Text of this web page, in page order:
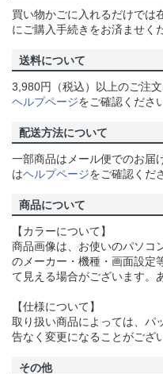
買い物かごに入れるだけでは
にご購入手続きをお済ませく
送料について
3,980円（税込）以上のご注
ヘルプページをご確認くださ
配送方法について
一部商品はメール便でのお届
はヘルプページをご確認くだ
商品について
【カラーについて】
商品画像は、お使いのパソコ
のメーカー・機種・画面設定
て見える場合がございます。
【仕様について】
取り扱い商品によっては、パ
告なく変更になることがござ
その他